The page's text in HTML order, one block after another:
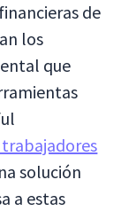
de
los
que
solución
a estas